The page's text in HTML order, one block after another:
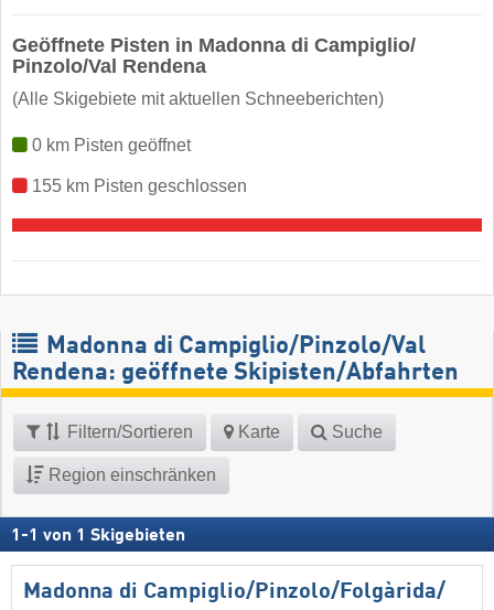
Geöffnete Pisten in Madonna di Campiglio/​
Pinzolo/​Val Rendena
(Alle Skigebiete mit aktuellen Schneeberichten)
0 km Pisten geöffnet
155 km Pisten geschlossen
Madonna di Campiglio/​Pinzolo/​Val
Rendena: geöffnete Skipisten/Abfahrten
Filtern/Sortieren Karte Suche
Region einschränken
1 -1 von 1 Skigebieten
Madonna di Campiglio/​Pinzolo/​Folgàrida/​